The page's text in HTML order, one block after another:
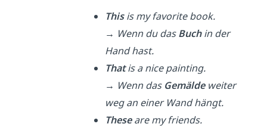
Thisis my favorite book.
→ Wenn du dasBuchin der
Hand hast.
Thatis a nice painting.
→ Wenn das Gemäldeweiter
weg an einer Wand hängt.
Theseare my friends.